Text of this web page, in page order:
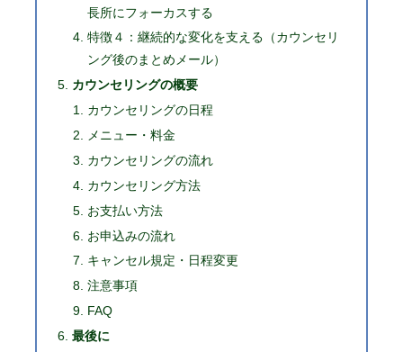
長所にフォーカスする
特徴４：継続的な変化を支える（カウンセリ
ング後のまとめメール）
カウンセリングの概要
カウンセリングの日程
メニュー・料金
カウンセリングの流れ
カウンセリング方法
お支払い方法
お申込みの流れ
キャンセル規定・日程変更
注意事項
FAQ
最後に